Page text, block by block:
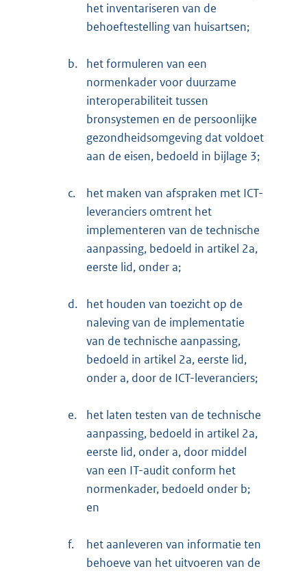
het inventariseren van de
behoeftestelling van huisartsen;
b.
het formuleren van een
normenkader voor duurzame
interoperabiliteit tussen
bronsystemen en de persoonlijke
gezondheidsomgeving dat voldoet
aan de eisen, bedoeld in bijlage 3;
c.
het maken van afspraken met ICT-
leveranciers omtrent het
implementeren van de technische
aanpassing, bedoeld in artikel 2a,
eerste lid, onder a;
d.
het houden van toezicht op de
naleving van de implementatie
van de technische aanpassing,
bedoeld in artikel 2a, eerste lid,
onder a, door de ICT-leveranciers;
e.
het laten testen van de technische
aanpassing, bedoeld in artikel 2a,
eerste lid, onder a, door middel
van een IT-audit conform het
normenkader, bedoeld onder b;
en
f.
het aanleveren van informatie ten
behoeve van het uitvoeren van de